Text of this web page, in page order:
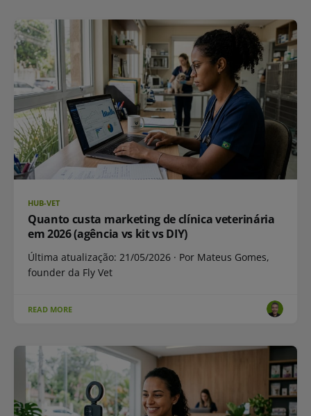
HUB-VET
Quanto custa marketing de clínica veterinária
em 2026 (agência vs kit vs DIY)
Última atualização: 21/05/2026 · Por Mateus Gomes,
founder da Fly Vet
READ MORE